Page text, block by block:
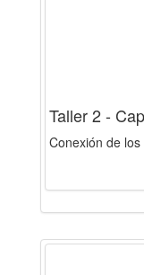
Taller 2 -
Conexión de